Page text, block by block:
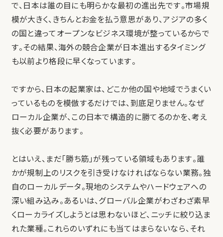
で、日本は誰の目にも明らかな最初の進出先です。市場規
模が大きく、きちんとお金を払う意思があり、アジアの多く
の国と違ってオープンなビジネス環境が整っているからで
す。その結果、海外の競合企業が日本進出するタイミング
も以前より格段に早くなっています。
ですから、日本の起業家は、どこか他の国や地域でうまくい
っているものを模倣するだけでは、到底足りません。なぜ
ローカル企業が、この日本で構造的に勝てるのかを、考え
抜く必要があります。
とはいえ、まだ「勝ち筋」が残っている領域もあります。誰
かが規制上のリスクを引き受けなければならない業務。独
自のローカルデータ。現地のシステムやハードウェアへの
深い組み込み。あるいは、グローバル企業がわざわざ素早
くローカライズしようとは思わないほど、ニッチに絞り込ま
れた業種。これらのいずれにも当てはまらないなら、それ